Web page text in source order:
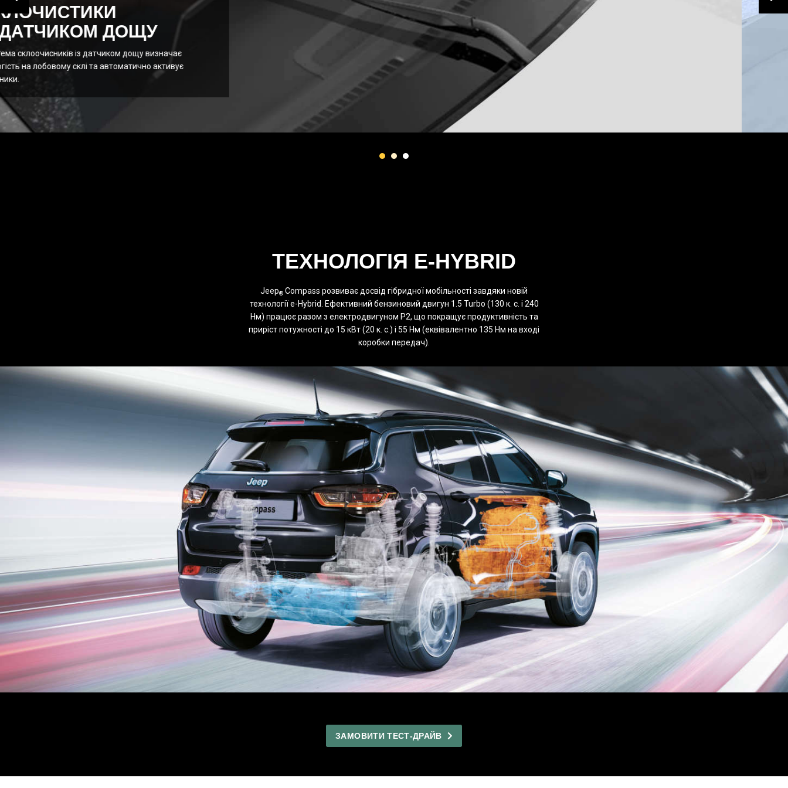
ОЧИЩЕННЯ СКЛА ВІД
ЛЬОДУ
Склоочисники, які нагрівають нижню частину лобового
скла, дозволяють швидко та ефективно позбутись льоду
ТЕХНОЛОГІЯ E-HYBRID
Jeep® Compass розвиває досвід гібридної мобільності завдяки новій
технології e-Hybrid. Ефективний бензиновий двигун 1.5 Turbo (130 к. с. і 240
Нм) працює разом з електродвигуном P2, що покращує продуктивність та
приріст потужності до 15 кВт (20 к. с.) і 55 Нм (еквівалентно 135 Нм на вході
коробки передач).
ЗАМОВИТИ ТЕСТ-ДРАЙВ